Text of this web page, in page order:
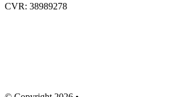
CVR: 38989278